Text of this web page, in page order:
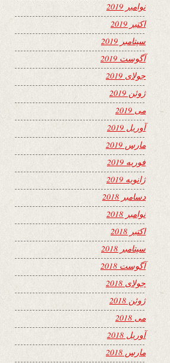
نوامبر 2019
اکتبر 2019
سپتامبر 2019
آگوست 2019
جولای 2019
ژوئن 2019
می 2019
آوریل 2019
مارس 2019
فوریه 2019
ژانویه 2019
دسامبر 2018
نوامبر 2018
اکتبر 2018
سپتامبر 2018
آگوست 2018
جولای 2018
ژوئن 2018
می 2018
آوریل 2018
مارس 2018